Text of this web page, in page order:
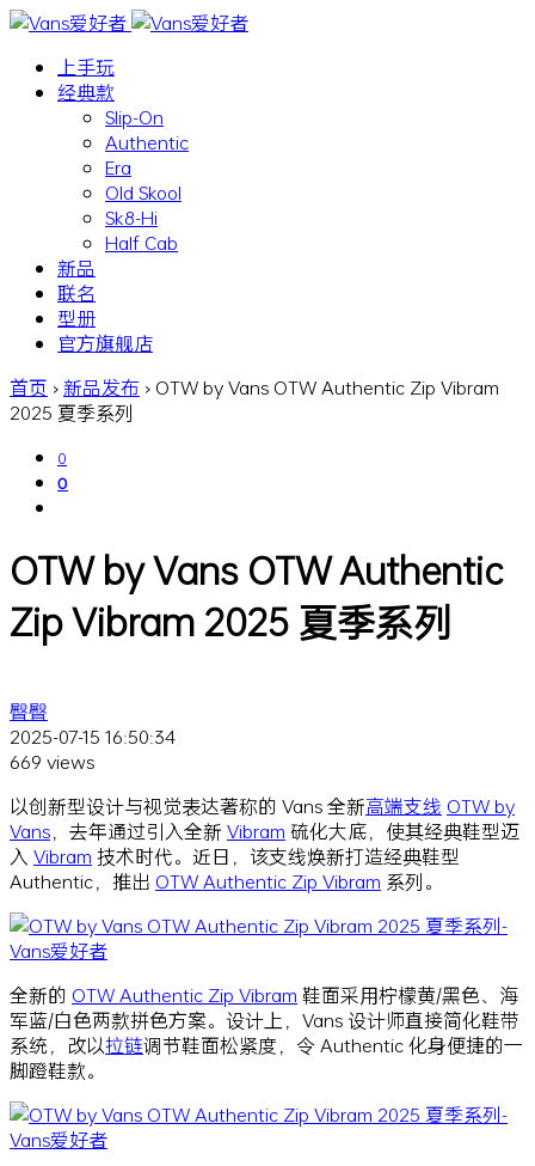
上手玩
经典款
Slip-On
Authentic
Era
Old Skool
Sk8-Hi
Half Cab
新品
联名
型册
官方旗舰店
首页 ›新品发布 › OTW by Vans OTW Authentic Zip Vibram
2025 夏季系列
0
0
OTW by Vans OTW Authentic
Zip Vibram 2025 夏季系列
臀臀
2025-07-15 16:50:34
669 views
以创新型设计与视觉表达著称的 Vans 全新高端支线 OTW by
Vans ，去年通过引入全新 Vibram 硫化大底，使其经典鞋型迈
入 Vibram 技术时代。近日，该支线焕新打造经典鞋型
Authentic，推出 OTW Authentic Zip Vibram 系列。
全新的 OTW Authentic Zip Vibram 鞋面采用柠檬黄/黑色、海
军蓝/白色两款拼色方案。设计上，Vans 设计师直接简化鞋带
系统，改以拉链调节鞋面松紧度，令 Authentic 化身便捷的一
脚蹬鞋款。